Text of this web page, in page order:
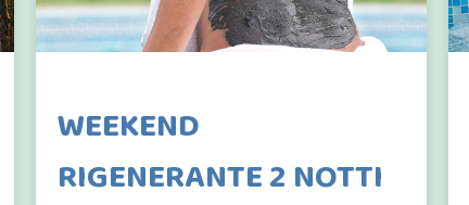
WEEKEND
RIGENERANTE 2 NOTTI